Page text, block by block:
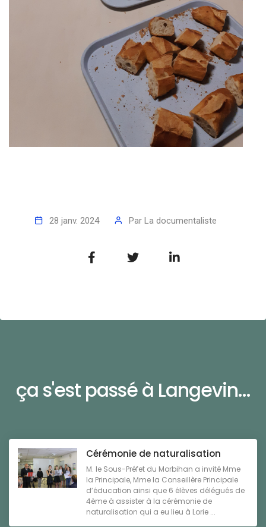
28 janv. 2024 Par La documentaliste
ça s'est passé à Langevin...
Cérémonie de naturalisation
M. le Sous-Préfet du Morbihan a invité Mme
la Principale, Mme la Conseillère Principale
d’éducation ainsi que 6 élèves délégués de
4ème à assister à la cérémonie de
naturalisation qui a eu lieu à Lorie ...